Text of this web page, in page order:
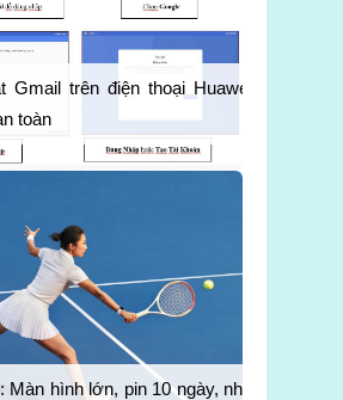
Gmail trên điện thoại Huawei
toàn
Màn hình lớn, pin 10 ngày, nhẹ